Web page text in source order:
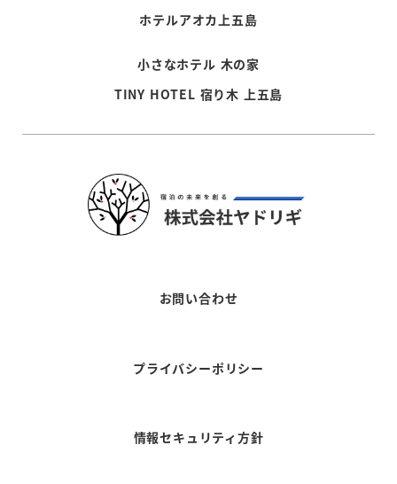
ホテルアオカ上五島
小さなホテル 木の家
TINY HOTEL 宿り木 上五島
お問い合わせ
プライバシーポリシー
情報セキュリティ方針